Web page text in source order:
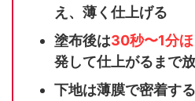
え、薄く仕上げる
塗布後は30秒〜1分
発して仕上がるまで
下地は薄膜で密着す